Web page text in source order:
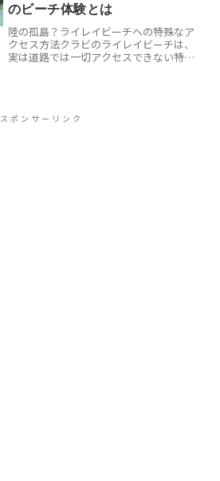
のビーチ体験とは
陸の孤島？ライレイビーチへの特殊なア
クセス方法クラビのライレイビーチは、
実は道路では一切アクセスできない特殊
スポンサーリンク